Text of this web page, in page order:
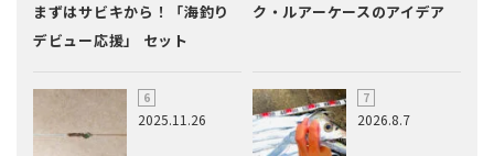
まずはサビキから！「海釣り
デビュー応援」 セット
ク・ルアーケースのアイデア
2025.11.26 2026.8.7